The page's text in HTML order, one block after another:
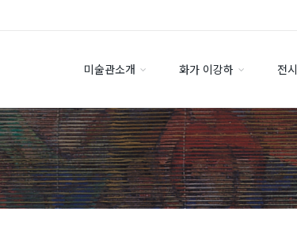
미술관소개 화가 이강하 전시